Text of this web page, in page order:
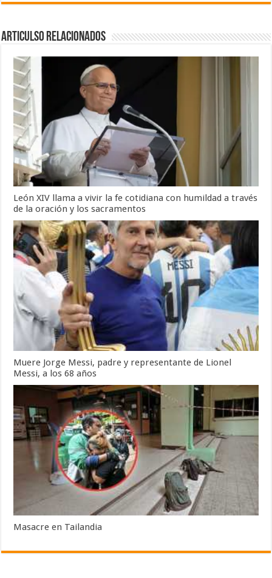
Articulso Relacionados
León XIV llama a vivir la fe cotidiana con humildad a través
de la oración y los sacramentos
Muere Jorge Messi, padre y representante de Lionel
Messi, a los 68 años
Masacre en Tailandia